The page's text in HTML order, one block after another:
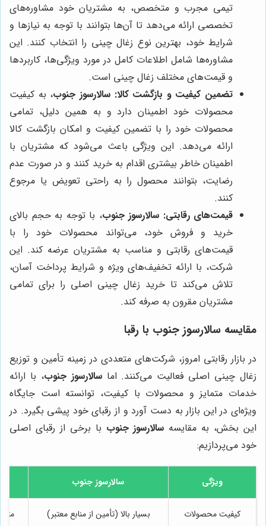
تیمی مجرب و متخصص، به مشتریان خود مشاوره‌های
تخصصی ارائه می‌دهد تا آن‌ها بتوانند با توجه به نیازها و
شرایط خود، بهترین نوع زغال چینی را انتخاب کنند. این
مشاوره‌ها شامل اطلاعات کامل در مورد ویژگی‌ها، کاربردها
و قیمت‌های مختلف زغال چینی است.
تضمین کیفیت و بازگشت کالا: سالارسوز جنوب، به کیفیت
محصولات خود اطمینان دارد و به همین دلیل، تمامی
محصولات خود را با تضمین کیفیت و امکان بازگشت کالا
ارائه می‌دهد. این ویژگی باعث می‌شود که مشتریان با
اطمینان خاطر بیشتری اقدام به خرید کنند و در صورت عدم
رضایت، بتوانند محصول را به راحتی تعویض یا مرجوع
کنند.
قیمت‌های رقابتی: سالارسوز جنوب، با توجه به حجم بالای
خرید و فروش خود، می‌تواند محصولات خود را با
قیمت‌های رقابتی و مناسب به مشتریان عرضه کند. این
شرکت، با ارائه تخفیف‌های ویژه و شرایط پرداخت آسان،
تلاش می‌کند تا خرید زغال چینی اصلی را برای تمامی
مشتریان مقرون به صرفه کند.
مقایسه سالارسوز جنوب با رقبا
در بازار رقابتی امروز، شرکت‌های متعددی در زمینه تأمین و توزیع
زغال چینی اصلی فعالیت می‌کنند. اماسالارسوز جنوب، با ارائه
خدمات متمایز و محصولات با کیفیت، توانسته است جایگاه
ویژه‌ای در این بازار به دست آورد و از رقبای خود پیشی بگیرد. در
این بخش، به مقایسه سالارسوز جنوب با برخی از رقبای اصلی
خود می‌پردازیم:
ویژگی سالارسوز جنوب
کیفیت محصولات بسیار بالا (تأمین از منابع معتبر)